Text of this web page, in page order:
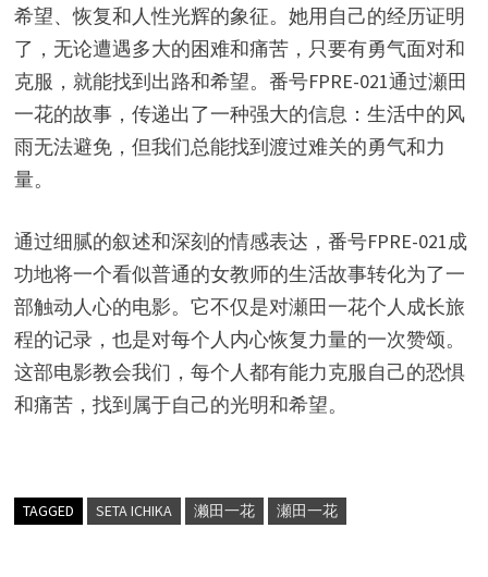
希望、恢复和人性光辉的象征。她用自己的经历证明
了，无论遭遇多大的困难和痛苦，只要有勇气面对和
克服，就能找到出路和希望。番号FPRE-021通过瀬田
一花的故事，传递出了一种强大的信息：生活中的风
雨无法避免，但我们总能找到渡过难关的勇气和力
量。
通过细腻的叙述和深刻的情感表达，番号FPRE-021成
功地将一个看似普通的女教师的生活故事转化为了一
部触动人心的电影。它不仅是对瀬田一花个人成长旅
程的记录，也是对每个人内心恢复力量的一次赞颂。
这部电影教会我们，每个人都有能力克服自己的恐惧
和痛苦，找到属于自己的光明和希望。
TAGGED SETA ICHIKA 濑田一花 瀬田一花